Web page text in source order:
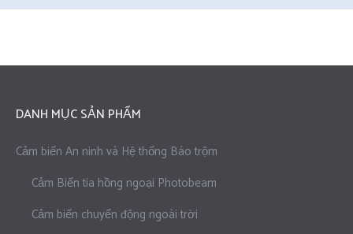
DANH MỤC SẢN PHẨM
Cảm biến An ninh và Hệ thống Báo trộm
Cảm Biến tia hồng ngoại Photobeam
Cảm biến chuyển động ngoài trời